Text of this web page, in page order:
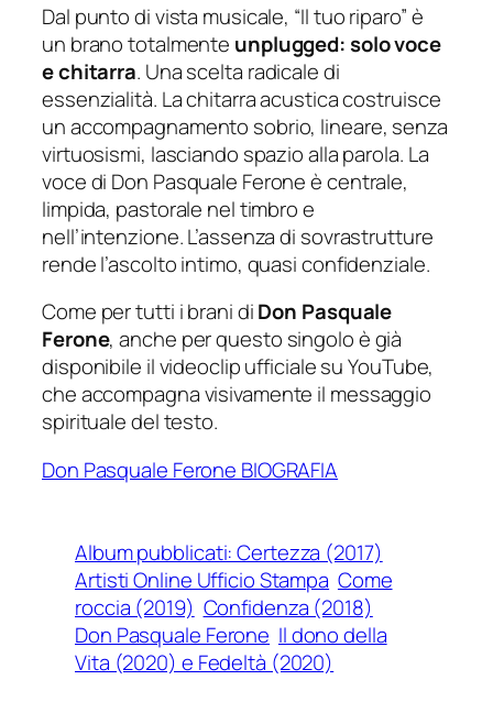
Dal punto di vista musicale, “Il tuo riparo”è
un brano totalmente unplugged: solo voce
e chitarra. Una scelta radicale di
essenzialità. La chitarra acustica costruisce
un accompagnamento sobrio, lineare, senza
virtuosismi, lasciando spazio alla parola. La
voce di Don Pasquale Ferone è centrale,
limpida, pastorale nel timbro e
nell’intenzione. L’assenza di sovrastrutture
rende l’ascolto intimo, quasi confidenziale.
Come per tutti i brani diDon Pasquale
Ferone, anche per questo singolo è già
disponibile il videoclip ufficiale su YouTube,
che accompagna visivamente il messaggio
spirituale del testo.
Don Pasquale Ferone BIOGRAFIA
Album pubblicati: Certezza (2017)
Artisti Online Ufficio Stampa Come
roccia (2019) Confidenza (2018)
Don Pasquale Ferone Il dono della
Vita (2020) e Fedeltà (2020)